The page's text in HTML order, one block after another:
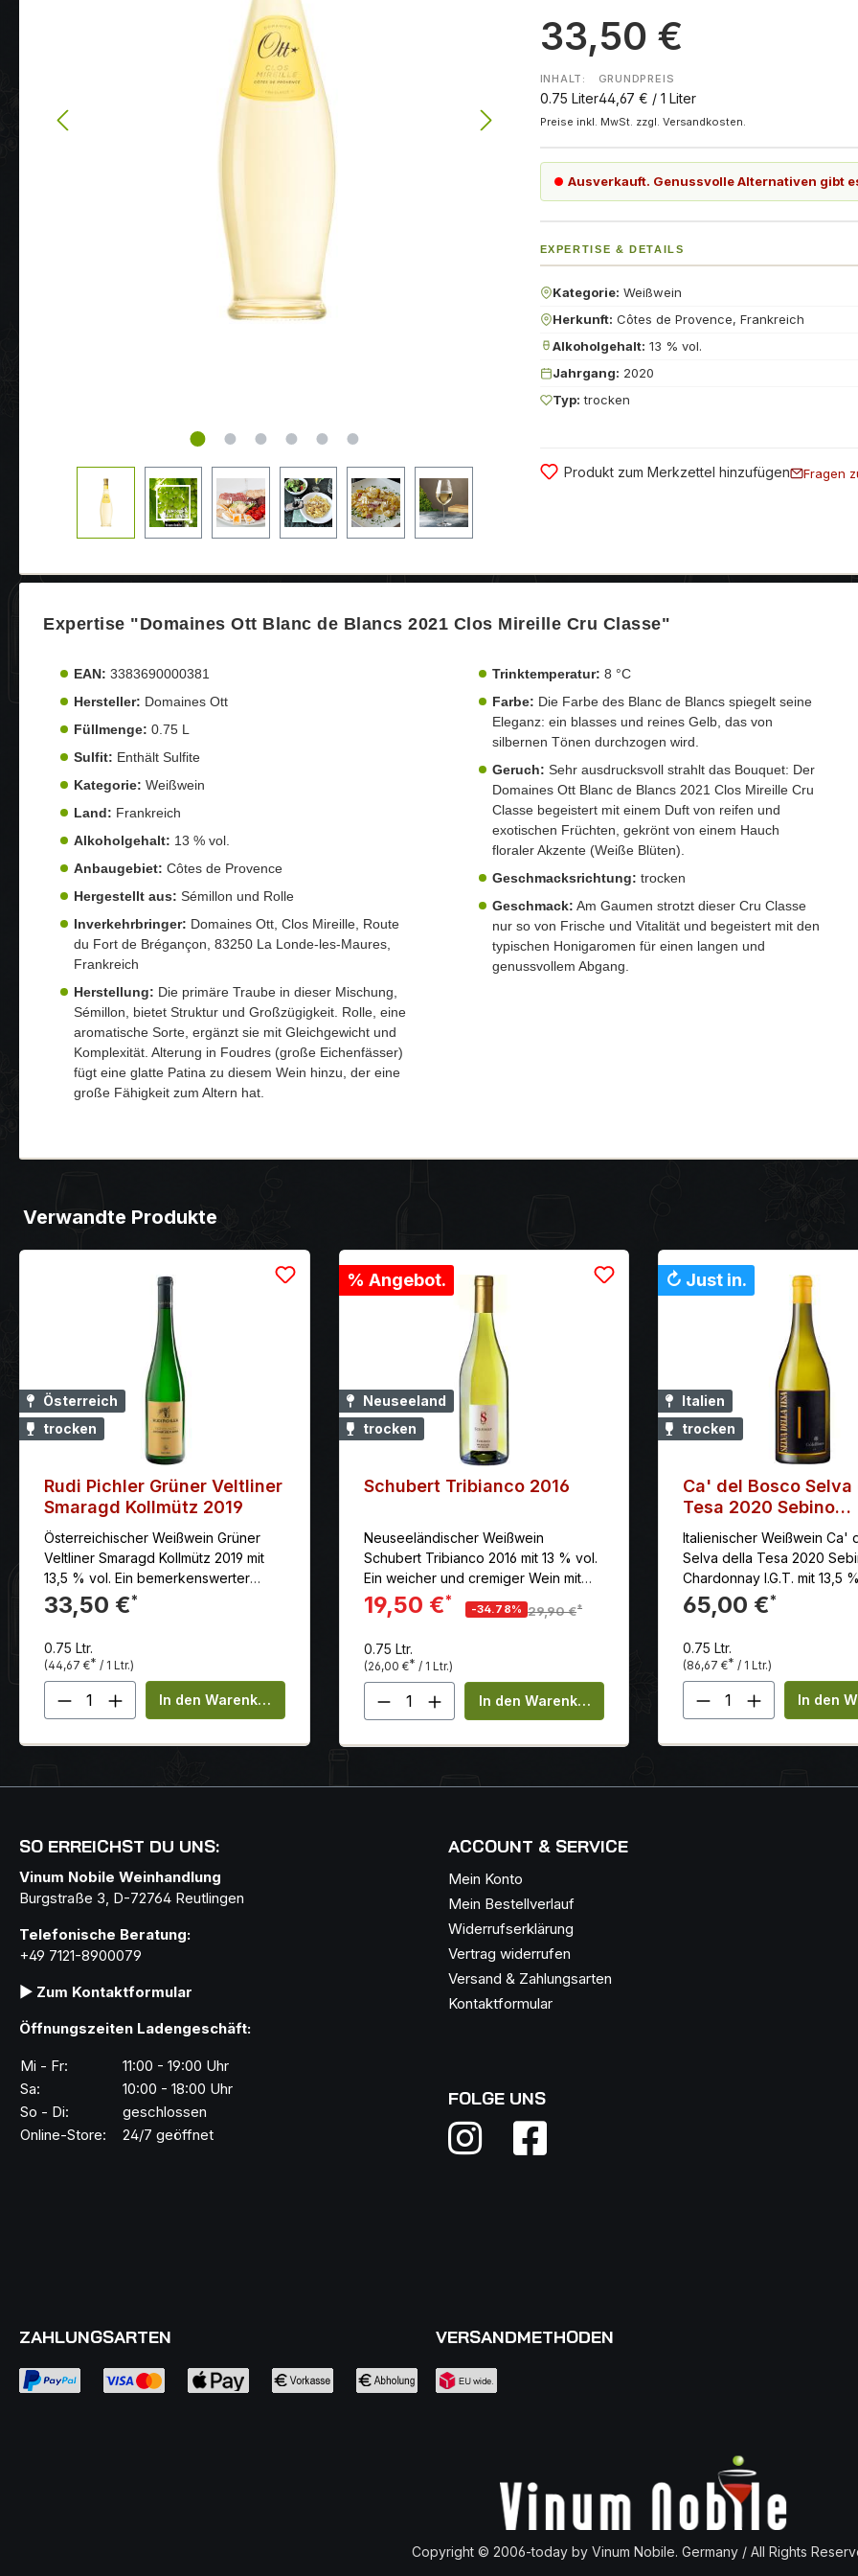
33,50 €
INHALT:
0.75 Liter
GRUNDPREIS
44,67 € / 1 Liter
Preise inkl. MwSt. zzgl. Versandkosten.
Ausverkauft. Genussvolle Alternativen gibt
EXPERTISE & DETAILS
Kategorie: Weißwein
Herkunft: Côtes de Provence, Frankreich
Alkoholgehalt: 13 % vol.
Jahrgang: 2020
Typ: trocken
Produkt zum Merkzettel hinzufügen Fragen
Expertise "Domaines Ott Blanc de Blancs 2021 Clos Mireille Cru Classe"
EAN: 3383690000381
Hersteller: Domaines Ott
Füllmenge: 0.75 L
Sulfit: Enthält Sulfite
Kategorie: Weißwein
Land: Frankreich
Alkoholgehalt: 13 % vol.
Anbaugebiet: Côtes de Provence
Hergestellt aus: Sémillon und Rolle
Inverkehrbringer: Domaines Ott, Clos Mireille, Route
du Fort de Brégançon, 83250 La Londe-les-Maures,
Frankreich
Herstellung: Die primäre Traube in dieser Mischung,
Sémillon, bietet Struktur und Großzügigkeit. Rolle, eine
aromatische Sorte, ergänzt sie mit Gleichgewicht und
Komplexität. Alterung in Foudres (große Eichenfässer)
fügt eine glatte Patina zu diesem Wein hinzu, der eine
große Fähigkeit zum Altern hat.
Trinktemperatur: 8 °C
Farbe: Die Farbe des Blanc de Blancs spiegelt seine
Eleganz: ein blasses und reines Gelb, das von
silbernen Tönen durchzogen wird.
Geruch: Sehr ausdrucksvoll strahlt das Bouquet: Der
Domaines Ott Blanc de Blancs 2021 Clos Mireille Cru
Classe begeistert mit einem Duft von reifen und
exotischen Früchten, gekrönt von einem Hauch
floraler Akzente (Weiße Blüten).
Geschmacksrichtung: trocken
Geschmack: Am Gaumen strotzt dieser Cru Classe
nur so von Frische und Vitalität und begeistert mit den
typischen Honigaromen für einen langen und
genussvollem Abgang.
Verwandte Produkte
Österreich
trocken
Rudi Pichler Grüner Veltliner
Smaragd Kollmütz 2019
Österreichischer Weißwein Grüner
Veltliner Smaragd Kollmütz 2019 mit
13,5 % vol. Ein bemerkenswerter
Grüner Veltliner Der Veltliner ist eine
in Österreich beheimatete Rebsorte,
der Rebfläche in Anspruch nimmt. Der
Grüne Veltliner liefert körperreiche
Weine mit ausgeprägtem
Sortenbukett und feinem Nerv.
Dynamik nichts verloren. Inzwischen
Rebflächen in den besten Lagen der
Wachau. Im August 2004 wird er mit
Neubau umziehen, der alle Finessen
einer modernen Weinbereitung
sich durch ein unkompliziertes,
und Säure aus. Begleitet von
mineralischen Noten spiegeln sie ihr
Terroir wider. Beschreibung:
Aromen von reifen Birnen und
Melone, würzige und pfeffrige
33,50 €*
0.75 Ltr.
(44,67 €* / 1 Ltr.)
Produkt Anzahl: Gib den gewünschten Wert ein oder benutze die
In den Warenkorb
% Angebot.
Neuseeland
trocken
Schubert Tribianco 2016
Neuseeländischer Weißwein
Schubert Tribianco 2016 mit 13 % vol.
Ein weicher und cremiger Wein mit
Noten von gelbem Steinobst,
Mandeln und subtilen Hefenoten.
19,50 €*
-34.78% 29,90 €*
0.75 Ltr.
(26,00 €* / 1 Ltr.)
Produkt Anzahl: Gib den gewünschten
In den Warenkorb
↻ Just in.
Italien
trocken
Ca' del Bosco Selva
Tesa 2020 Sebino
Chardonnay
Italienischer Weißwein Ca'
Selva della Tesa 2020
Chardonnay I.G.T. mit 13,5
Vollmundig, harmonisch und
strukturiert. Aromen von
dominieren. Die lebendige
sorgt für Frische, während
Abgang lang und
65,00 €*
0.75 Ltr.
(86,67 €* / 1 Ltr.)
Produkt In den
SO ERREICHST DU UNS:
Vinum Nobile Weinhandlung
Burgstraße 3, D-72764 Reutlingen
Telefonische Beratung:
+49 7121-8900079
▶ Zum Kontaktformular
Öffnungszeiten Ladengeschäft:
Mi - Fr:
11:00 - 19:00 Uhr
Sa:
10:00 - 18:00 Uhr
So - Di:
geschlossen
Online-Store:
24/7 geöffnet
ACCOUNT & SERVICE
Mein Konto
Mein Bestellverlauf
Widerrufserklärung
Vertrag widerrufen
Versand & Zahlungsarten
Kontaktformular
FOLGE UNS
ZAHLUNGSARTEN VERSANDMETHODEN
Copyright © 2006-today by Vinum Nobile. Germany / All Rights